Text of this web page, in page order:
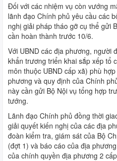
Đối với các nhiệm vụ còn vướng
lãnh đạo Chính phủ yêu cầu các
nghị giải pháp tháo gỡ cụ thể gửi
cần hoàn thành trước 10/6.
Với UBND các địa phương, người
khẩn trương triển khai sắp xếp tổ
môn thuộc UBND cấp xã) phù
phương và quy định của Chính
này cần gửi Bộ Nội vụ tổng hợp
tướng.
Lãnh đạo Chính phủ đồng thời
giải quyết kiến nghị của các địa
đoàn kiểm tra, giám sát của Bộ
(đợt 1) và báo cáo của địa
của chính quyền địa phương 2